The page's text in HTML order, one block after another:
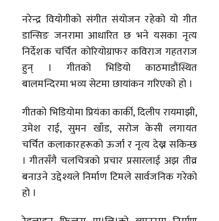
नरेन्द्र वियोगीको संगीत संयोजन रहेको यो गीत
डान्सिङ जनरामा आधारित छ भने यसका नृत्य
निर्देशक चर्चित कोरियोग्राफर कविराज गहतराज
हुन् । गीतको भिडियो काठमाडौंस्थित
बालमन्दिरमा भव्य सेटमा छायांकन गरिएको हो ।
गीतको भिडियोमा प्रियंका कार्की, दिलीप रायमाझी,
उमेश राई, सुमन खाँड, सरोज केसी लगायत
चर्चित कलाकारहरूको ऊर्जा र नृत्य देख्न सकिन्छ
। गीतसँगै चलचित्रको प्रचार प्रसारलाई अझ तीव्र
बनाउने उद्देश्यले निर्माण टिमले सार्वजनिक गरेको
हो ।